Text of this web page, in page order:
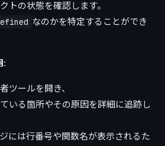
トの状態を確認します。
なのかを特定することができ
:
ツールを開き、
いる箇所やその原因を詳細に追跡し
には行番号や関数名が表示されるた